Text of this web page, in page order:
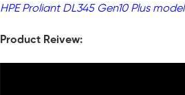
HPE Proliant DL345 Gen10 Plus model
Product Reivew: